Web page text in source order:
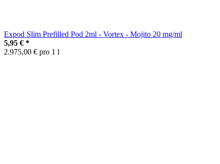
Expod Slim Prefilled Pod 2ml - Vortex - Mojito 20 mg/ml
5,95 € *
2.975,00 € pro 1 l